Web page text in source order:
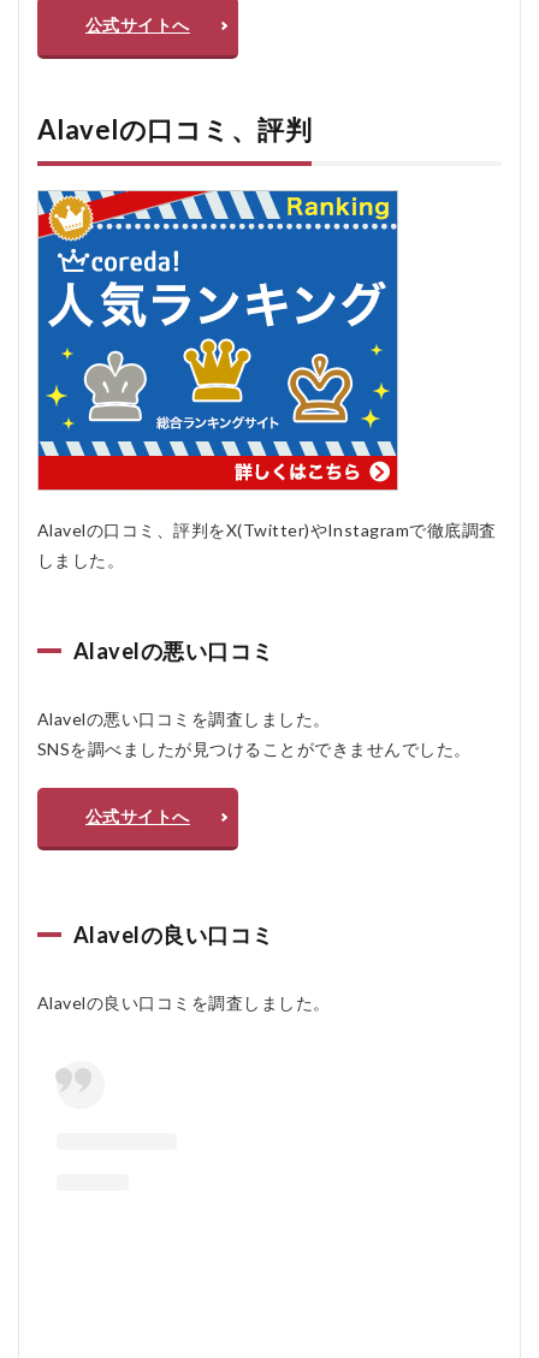
Q3: ギ
フトラ
ッピン
か？追
加料金
はかか
ります
か？
Q4: 返
品や交
換は可
か？
5.2.5
Q5: ア
クセサ
メンテ
方法に
教えて
5.2.6
リーの
サイズ
なかっ
た場
整は可
5.2.7
配送は
公式サイトへ
Alavelの口コミ、評判
Alavelの口コミ、評判をX(Twitter)やInstagramで徹底調査
しました。
Alavelの悪い口コミ
Alavelの悪い口コミを調査しました。
SNSを調べましたが見つけることができませんでした。
公式サイトへ
Alavelの良い口コミ
Alavelの良い口コミを調査しました。